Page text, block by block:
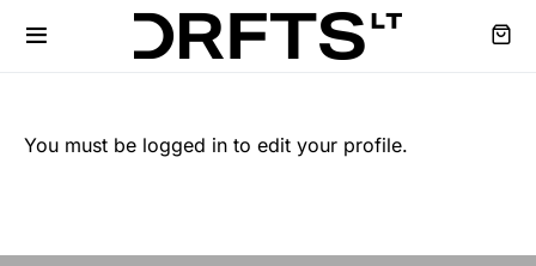
You must be logged in to edit your profile.